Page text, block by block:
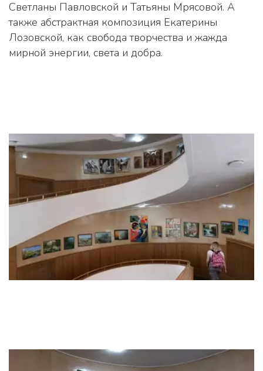
Светланы Павловской и Татьяны Мрясовой. А
также абстрактная композиция Екатерины
Лозовской, как свобода творчества и жажда
мирной энергии, света и добра.